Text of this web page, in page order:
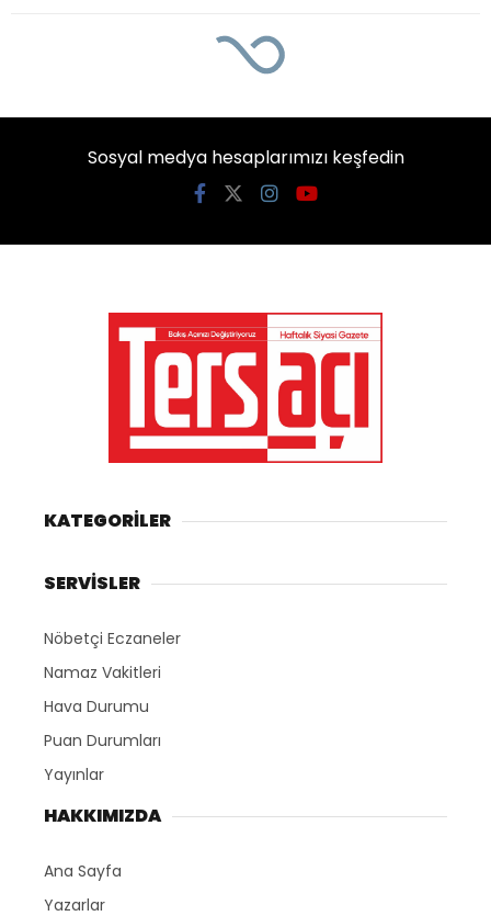
Sosyal medya hesaplarımızı keşfedin
KATEGORİLER
SERVİSLER
Nöbetçi Eczaneler
Namaz Vakitleri
Hava Durumu
Puan Durumları
Yayınlar
HAKKIMIZDA
Ana Sayfa
Yazarlar